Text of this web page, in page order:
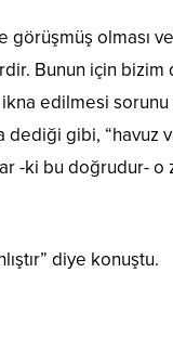
görüşmüş olması
Bunun için bizim
edilmesi sorunu
dediği gibi, “havuz
-ki bu doğrudur- o
diye konuştu.